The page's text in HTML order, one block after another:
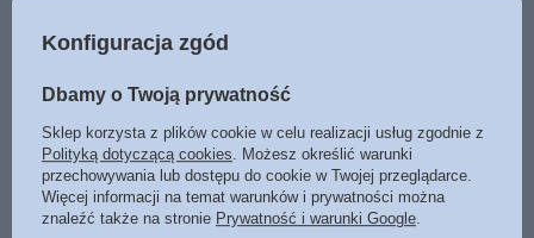
produkt na terenie UE
Tłumaczenie Krzysztof Jasiński
Data wydania 2018
Format 145 x 205 mm.
Oprawa miękka Więcej
Konfiguracja zgód
Dbamy o Twoją prywatność
Sklep korzysta z plików cookie w celu realizacji usług zgodnie z
Polityką dotyczącą cookies . Możesz określić warunki
przechowywania lub dostępu do cookie w Twojej przeglądarce.
Więcej informacji na temat warunków i prywatności można
znaleźć także na stronie Prywatność i warunki Google